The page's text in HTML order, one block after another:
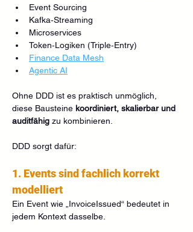
Event Sourcing
Kafka‑Streaming
Microservices
Token‑Logiken (Triple‑Entry)
Finance Data Mesh
Agentic AI
Ohne DDD ist es praktisch unmöglich,
diese Bausteine koordiniert, skalierbar und
auditfähig zu kombinieren.
DDD sorgt dafür:
1. Events sind fachlich korrekt
modelliert
Ein Event wie „InvoiceIssued“ bedeutet in
jedem Kontext dasselbe.